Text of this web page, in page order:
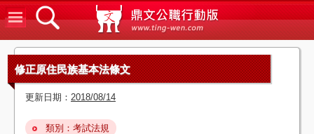
鼎文公
修正原住民族基本法條文
更新日期： 2018/08/14
類別：考試法規